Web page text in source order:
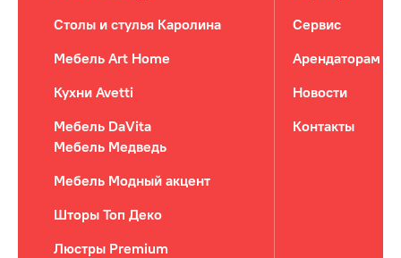
Столы и стулья Каролина
Мебель Art Home
Кухни Avetti
Мебель DaVita
Мебель Медведь
Мебель Модный акцент
Шторы Топ Деко
Люстры Premium
Сервис
Арендаторам
Новости
Контакты